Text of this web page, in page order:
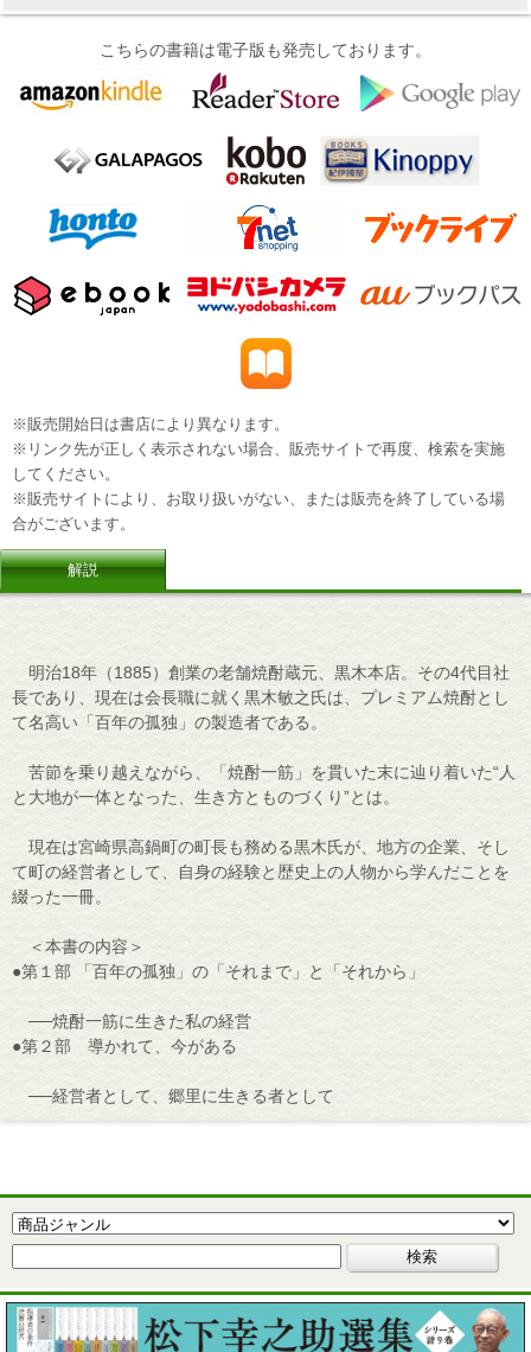
こちらの書籍は電子版も発売しております。
※販売開始日は書店により異なります。
※リンク先が正しく表示されない場合、販売サイトで再度、検索を実施
してください。
※販売サイトにより、お取り扱いがない、または販売を終了している場
合がございます。
解説
明治18年（1885）創業の老舗焼酎蔵元、黒木本店。その4代目社
長であり、現在は会長職に就く黒木敏之氏は、プレミアム焼酎とし
て名高い「百年の孤独」の製造者である。
苦節を乗り越えながら、「焼酎一筋」を貫いた末に辿り着いた“人
と大地が一体となった、生き方とものづくり”とは。
現在は宮崎県高鍋町の町長も務める黒木氏が、地方の企業、そし
て町の経営者として、自身の経験と歴史上の人物から学んだことを
綴った一冊。
＜本書の内容＞
●第１部 「百年の孤独」の「それまで」と「それから」
──焼酎一筋に生きた私の経営
●第２部 導かれて、今がある
──経営者として、郷里に生きる者として